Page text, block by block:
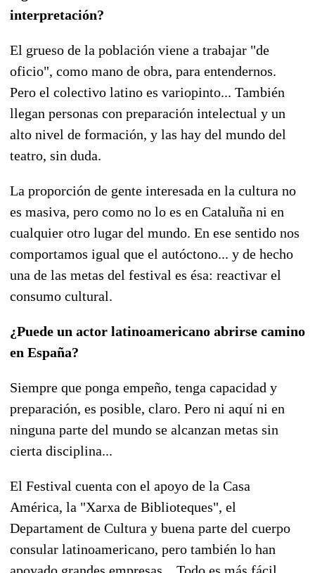
interpretación?
El grueso de la población viene a trabajar "de
oficio", como mano de obra, para entendernos.
Pero el colectivo latino es variopinto... También
llegan personas con preparación intelectual y un
alto nivel de formación, y las hay del mundo del
teatro, sin duda.
La proporción de gente interesada en la cultura no
es masiva, pero como no lo es en Cataluña ni en
cualquier otro lugar del mundo. En ese sentido nos
comportamos igual que el autóctono... y de hecho
una de las metas del festival es ésa: reactivar el
consumo cultural.
¿Puede un actor latinoamericano abrirse camino
en España?
Siempre que ponga empeño, tenga capacidad y
preparación, es posible, claro. Pero ni aquí ni en
ninguna parte del mundo se alcanzan metas sin
cierta disciplina...
El Festival cuenta con el apoyo de la Casa
América, la "Xarxa de Biblioteques", el
Departament de Cultura y buena parte del cuerpo
consular latinoamericano, pero también lo han